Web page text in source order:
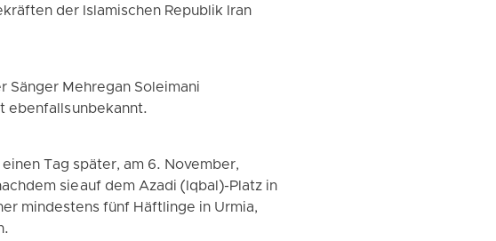
der Islamischen Republik Iran
Sänger Mehregan Soleimani
ebenfalls unbekannt.
Tag später, am 6. November,
sie auf dem Azadi (Iqbal)-Platz in
mindestens fünf Häftlinge in Urmia,